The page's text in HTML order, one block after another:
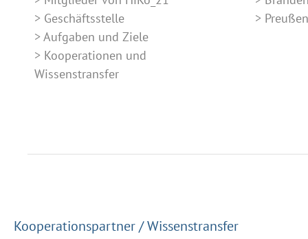
Geschäftsstelle
Aufgaben und Ziele
Kooperationen und
Wissenstransfer
Preußen
Kooperationspartner / Wissenstransfer